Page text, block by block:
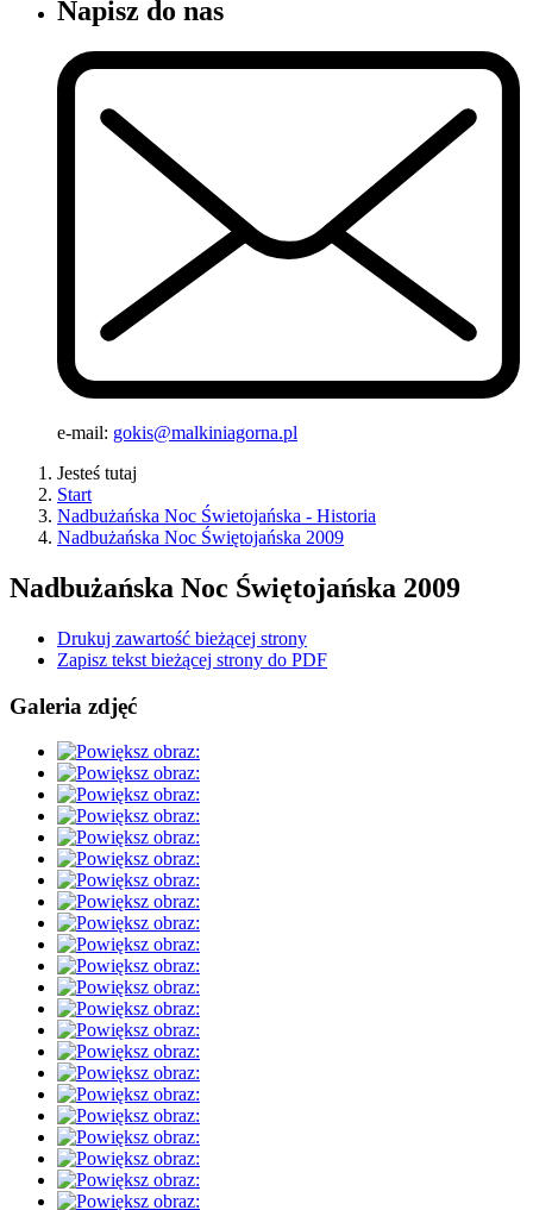
Napisz do nas
e-mail: gokis@malkiniagorna.pl
Jesteś tutaj
Start
Nadbużańska Noc Świetojańska - Historia
Nadbużańska Noc Świętojańska 2009
Nadbużańska Noc Świętojańska 2009
Drukuj zawartość bieżącej strony
Zapisz tekst bieżącej strony do PDF
Galeria zdjęć